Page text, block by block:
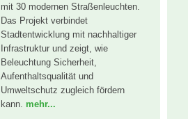
mit 30 modernen Straßenleuchten.
Das Projekt verbindet
Stadtentwicklung mit nachhaltiger
Infrastruktur und zeigt, wie
Beleuchtung Sicherheit,
Aufenthaltsqualität und
Umweltschutz zugleich fördern
kann. mehr...